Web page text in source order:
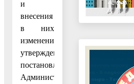
и
внесения
в них
изменений,
утвержденным
постановлением
Администрации